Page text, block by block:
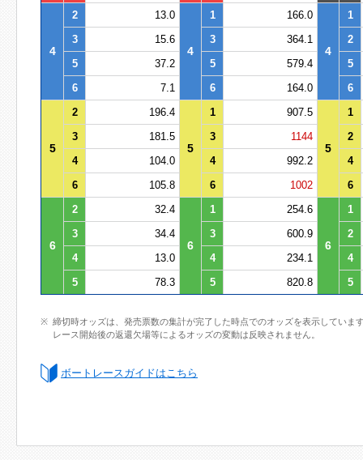
4
2 13.0
4
1 166.0
4
1
3
15.6 3 364.1
2
5
37.2 5 579.4
5
6
7.1 6 164.0 6
5
2 196.4
5
1 907.5
5
1
3
181.5 3 1144
2
4
104.0 4 992.2
4
6
105.8 6 1002 6
6
2 32.4
6
1 254.6
6
1
3
34.4 3 600.9
2
4
13.0 4 234.1
4
5
78.3 5 820.8 5
締切時オッズは、発売票数の集計が完了した時点でのオッズを表示していま
レース開始後の返還欠場等によるオッズの変動は反映されません。
ボートレースガイドはこちら